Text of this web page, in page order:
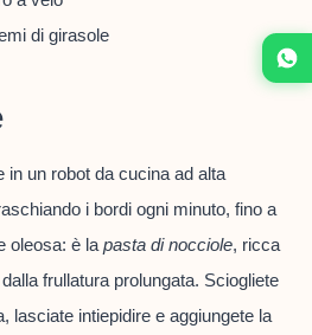
di girasole
in un robot da cucina ad alta
i bordi ogni minuto, fino a
oleosa: è la pasta di nocciole, ricca
frullatura prolungata. Sciogliete
lasciate intiepidire e aggiungete la